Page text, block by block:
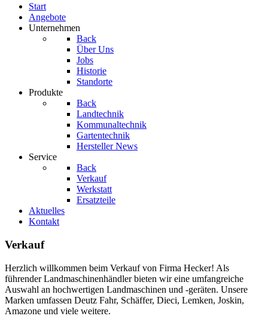
Start
Angebote
Unternehmen
Back
Über Uns
Jobs
Historie
Standorte
Produkte
Back
Landtechnik
Kommunaltechnik
Gartentechnik
Hersteller News
Service
Back
Verkauf
Werkstatt
Ersatzteile
Aktuelles
Kontakt
Verkauf
Herzlich willkommen beim Verkauf von Firma Hecker! Als
führender Landmaschinenhändler bieten wir eine umfangreiche
Auswahl an hochwertigen Landmaschinen und -geräten. Unsere
Marken umfassen Deutz Fahr, Schäffer, Dieci, Lemken, Joskin,
Amazone und viele weitere.